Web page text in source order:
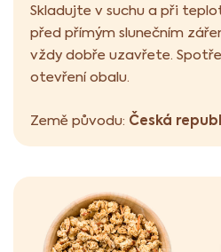
Skladujte v suchu a při
před přímým slunečním
vždy dobře uzavřete.
otevření obalu.
Země původu: Česká